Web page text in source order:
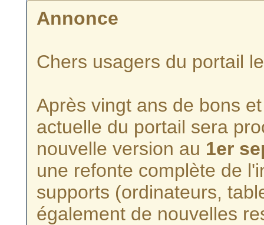
Annonce
Chers usagers du portail
Après vingt ans de bons
actuelle du portail sera
nouvelle version au 1er
une refonte complète de
supports (ordinateurs,
également de nouvelles